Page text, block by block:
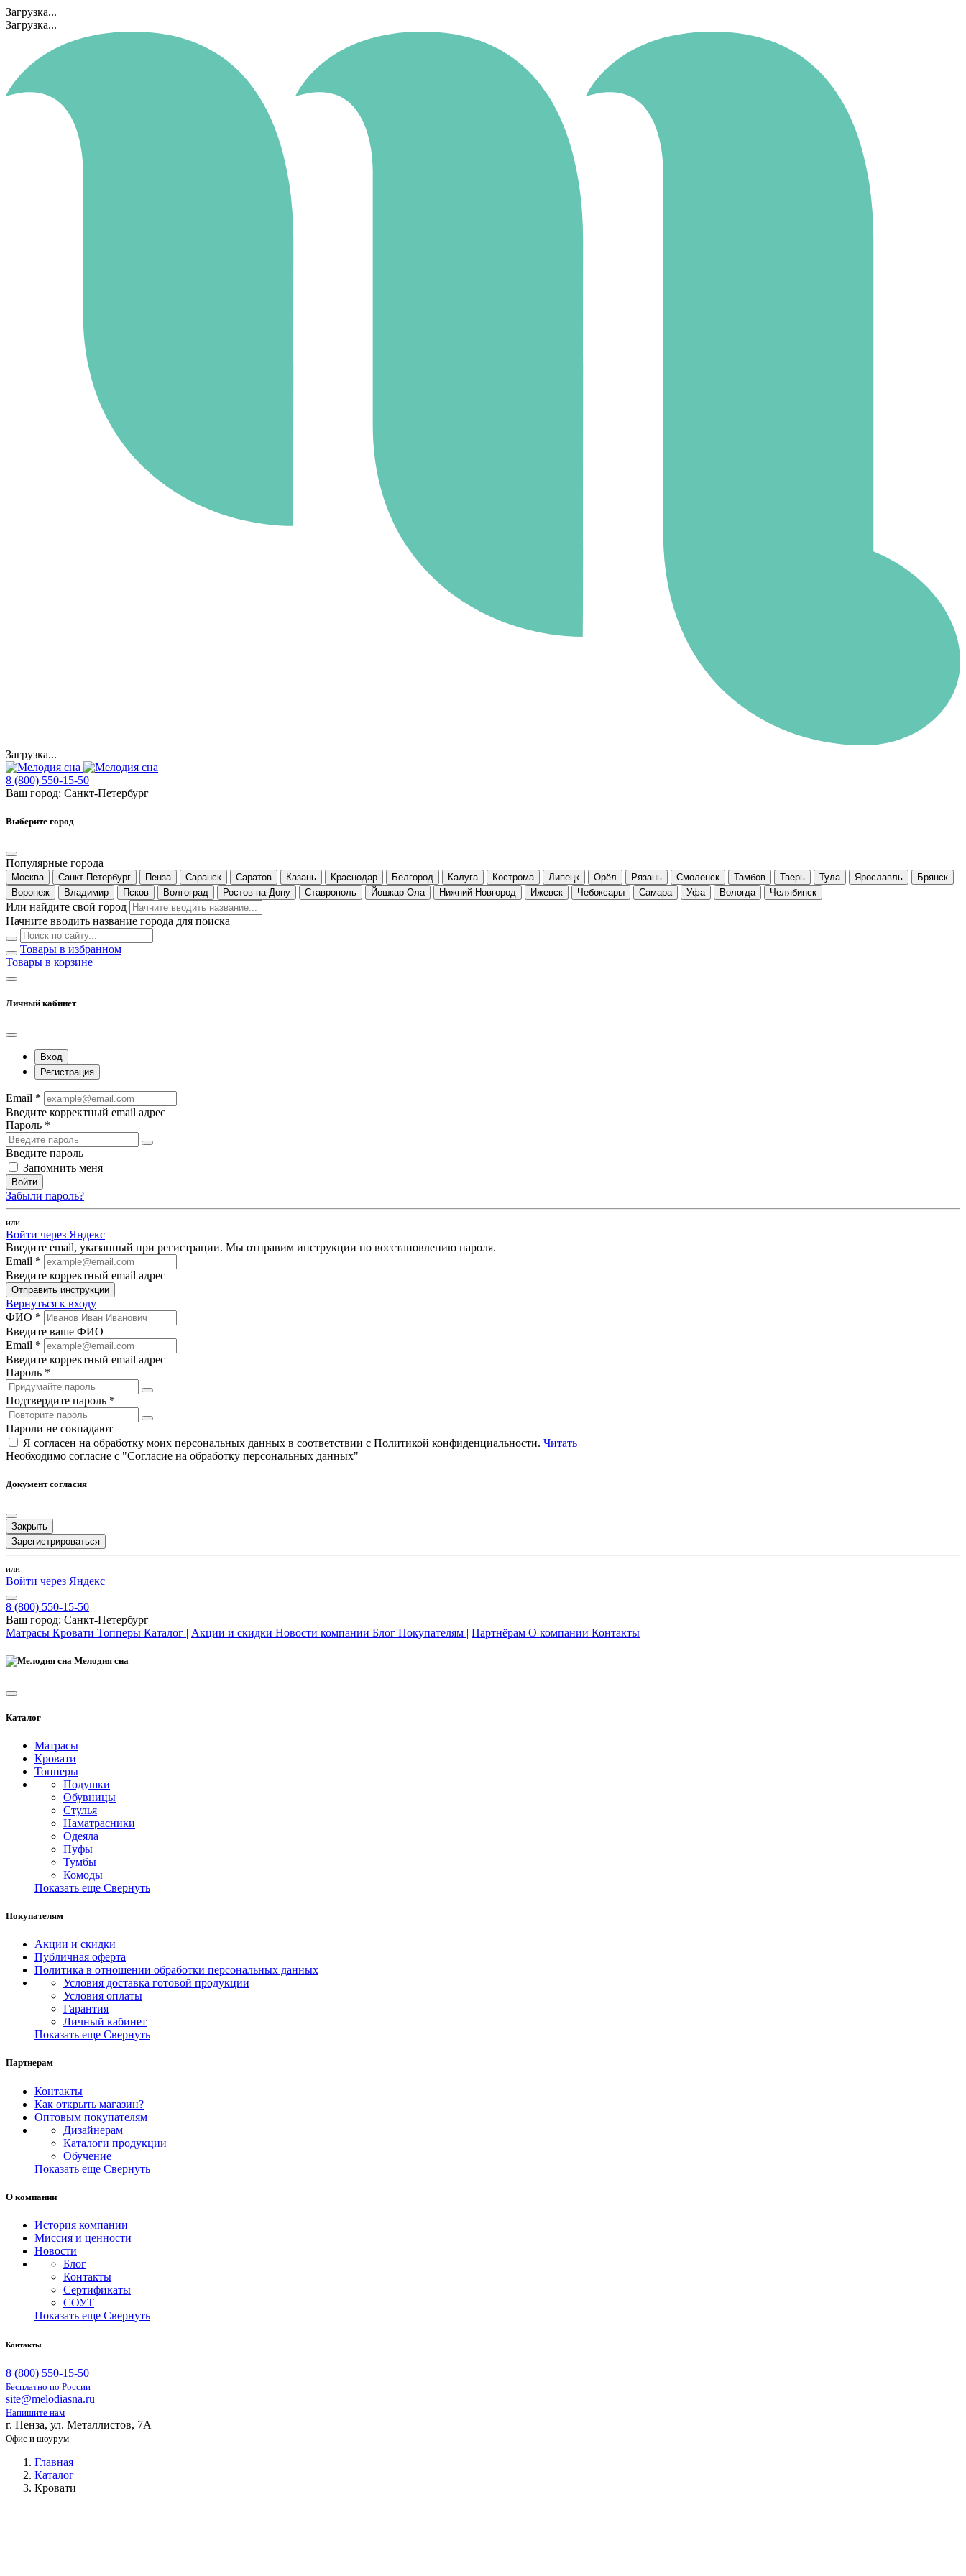
Загрузка...
Загрузка...
Загрузка...
8 (800) 550-15-50
Ваш город: Санкт-Петербург
Выберите город
Популярные города
Москва Санкт-Петербург Пенза Саранск Саратов Казань Краснодар Белгород Калуга Кострома Липецк Орёл Рязань Смоленск Тамбов Тверь Тула Ярославль
Брянск
Воронеж
Владимир Псков Волгоград Ростов-на-Дону Ставрополь Йошкар-Ола Нижний Новгород Ижевск Чебоксары Самара Уфа Вологда Челябинск
Или найдите свой город
Начните вводить название города для поиска
Товары в избранном
Товары в корзине
Личный кабинет
Вход
Регистрация
Email *
Введите корректный email адрес
Пароль *
Введите пароль
Запомнить меня
Войти
Забыли пароль?
или
Войти через Яндекс
Введите email, указанный при регистрации. Мы отправим инструкции по восстановлению пароля.
Email *
Введите корректный email адрес
Отправить инструкции
Вернуться к входу
ФИО *
Введите ваше ФИО
Email *
Введите корректный email адрес
Пароль *
Подтвердите пароль *
Пароли не совпадают
Я согласен на обработку моих персональных данных в соответствии с Политикой конфиденциальности. Читать
Необходимо согласие с "Согласие на обработку персональных данных"
Документ согласия
Закрыть
Зарегистрироваться
или
Войти через Яндекс
8 (800) 550-15-50
Ваш город: Санкт-Петербург
Матрасы Кровати Топперы Каталог | Акции и скидки Новости компании Блог Покупателям | Партнёрам О компании Контакты
Мелодия сна
Каталог
Матрасы
Кровати
Топперы
Подушки
Обувницы
Стулья
Наматрасники
Одеяла
Пуфы
Тумбы
Комоды
Показать еще Свернуть
Покупателям
Акции и скидки
Публичная оферта
Политика в отношении обработки персональных данных
Условия доставка готовой продукции
Условия оплаты
Гарантия
Личный кабинет
Показать еще Свернуть
Партнерам
Контакты
Как открыть магазин?
Оптовым покупателям
Дизайнерам
Каталоги продукции
Обучение
Показать еще Свернуть
О компании
История компании
Миссия и ценности
Новости
Блог
Контакты
Сертификаты
СОУТ
Показать еще Свернуть
Контакты
8 (800) 550-15-50
Бесплатно по России
site@melodiasna.ru
Напишите нам
г. Пенза, ул. Металлистов, 7А
Офис и шоурум
Главная
Каталог
Кровати